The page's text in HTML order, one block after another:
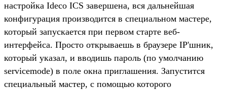
настройка Ideco IСS завершена, вся дальнейшая
конфигурация производится в специальном мастере,
который запускается при первом старте веб-
интерфейса. Просто открываешь в браузере IP'шник,
который указал, и вводишь пароль (по умолчанию
servicemode) в поле окна приглашения. Запустится
специальный мастер, с помощью которого